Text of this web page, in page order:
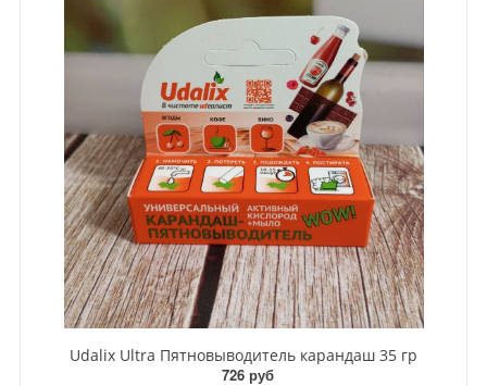
Udalix Ultra Пятновыводитель карандаш 35 гр
726 руб